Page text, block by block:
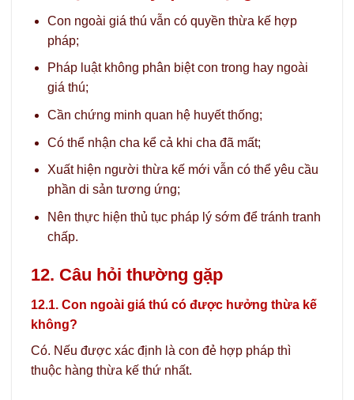
Con ngoài giá thú vẫn có quyền thừa kế hợp
pháp;
Pháp luật không phân biệt con trong hay ngoài
giá thú;
Cần chứng minh quan hệ huyết thống;
Có thể nhận cha kể cả khi cha đã mất;
Xuất hiện người thừa kế mới vẫn có thể yêu cầu
phần di sản tương ứng;
Nên thực hiện thủ tục pháp lý sớm để tránh tranh
chấp.
12. Câu hỏi thường gặp
12.1. Con ngoài giá thú có được hưởng thừa kế
không?
Có. Nếu được xác định là con đẻ hợp pháp thì
thuộc hàng thừa kế thứ nhất.